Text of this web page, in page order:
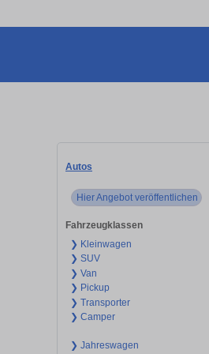
Autos
Hier Angebot veröffentlichen
Fahrzeugklassen
❯ Kleinwagen
❯ SUV
❯ Van
❯ Pickup
❯ Transporter
❯ Camper
❯ Jahreswagen